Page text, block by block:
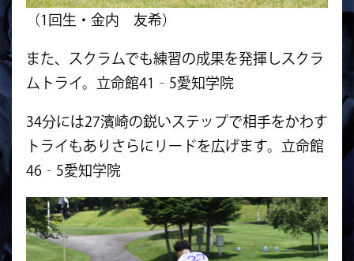
（1回生・金内 友希）
また、スクラムでも練習の成果を発揮しスクラ
ムトライ。立命館41‐5愛知学院
34分には27濱崎の鋭いステップで相手をかわす
トライもありさらにリードを広げます。立命館
46‐5愛知学院